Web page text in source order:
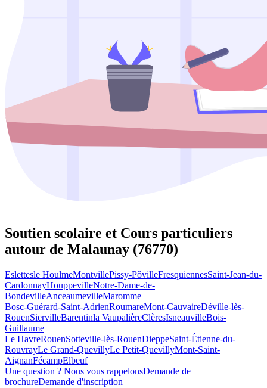
Soutien scolaire et Cours particuliers
autour de Malaunay (76770)
Eslettesle HoulmeMontvillePissy-PôvilleFresquiennesSaint-Jean-du-
CardonnayHouppevilleNotre-Dame-de-
BondevilleAnceaumevilleMaromme
Bosc-Guérard-Saint-AdrienRoumareMont-CauvaireDéville-lès-
RouenSiervilleBarentinla VaupalièreClèresIsneauvilleBois-
Guillaume
Le HavreRouenSotteville-lès-RouenDieppeSaint-Étienne-du-
RouvrayLe Grand-QuevillyLe Petit-QuevillyMont-Saint-
AignanFécampElbeuf
Une question ? Nous vous rappelonsDemande de
brochureDemande d'inscription